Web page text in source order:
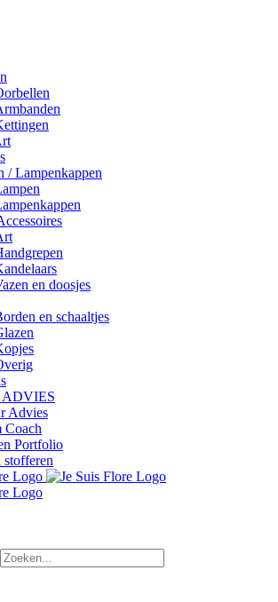
/ Lampenkappen
en doosjes
en schaaltjes
Advies
Coach
Portfolio